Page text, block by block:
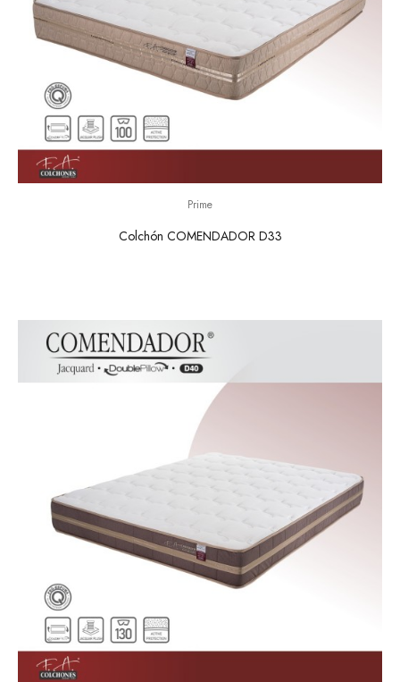
Prime
Colchón COMENDADOR D33